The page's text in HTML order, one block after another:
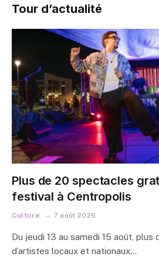
Tour d’actualité
Plus de 20 spectacles
festival à Centropolis
Culture 7 août 2026
Du jeudi 13 au samedi 15 août,
d’artistes locaux et nationaux…